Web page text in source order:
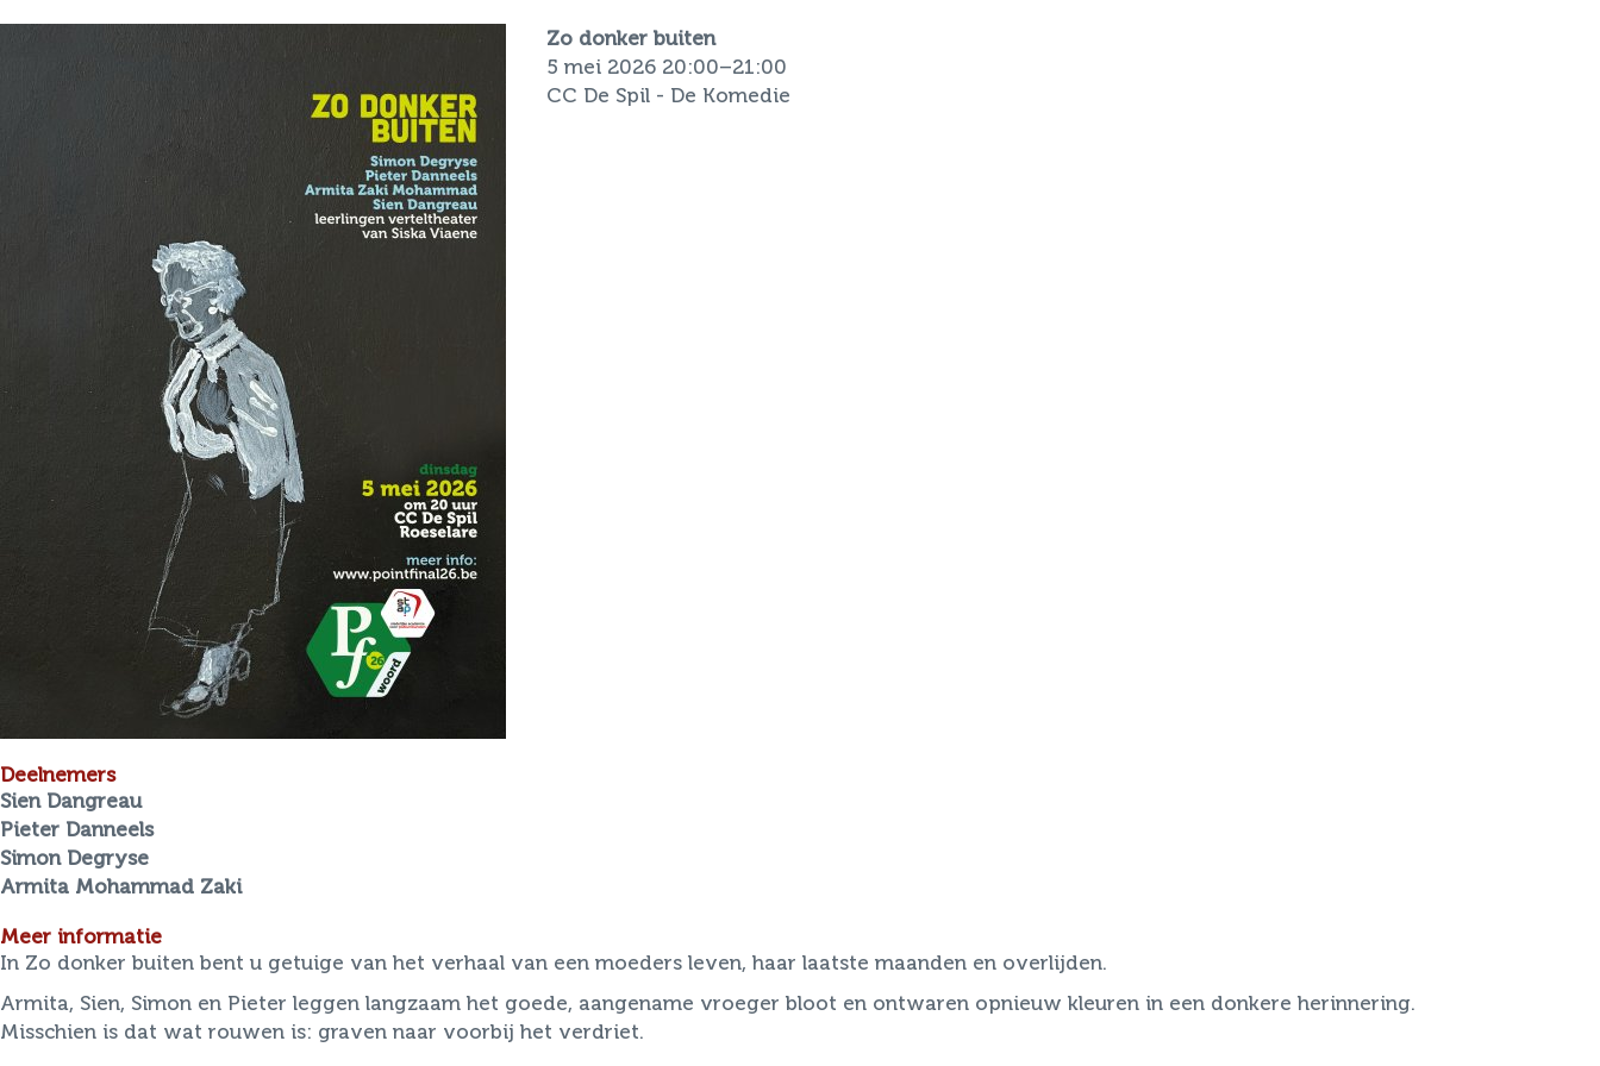
Zo donker buiten
5 mei 2026 20:00–21:00
CC De Spil - De Komedie
Deelnemers
Sien Dangreau
Pieter Danneels
Simon Degryse
Armita Mohammad Zaki
Meer informatie
In Zo donker buiten bent u getuige van het verhaal van een moeders leven, haar laatste maanden en overlijden.
Armita, Sien, Simon en Pieter leggen langzaam het goede, aangename vroeger bloot en ontwaren opnieuw kleuren in een donkere herinnering.
Misschien is dat wat rouwen is: graven naar voorbij het verdriet.